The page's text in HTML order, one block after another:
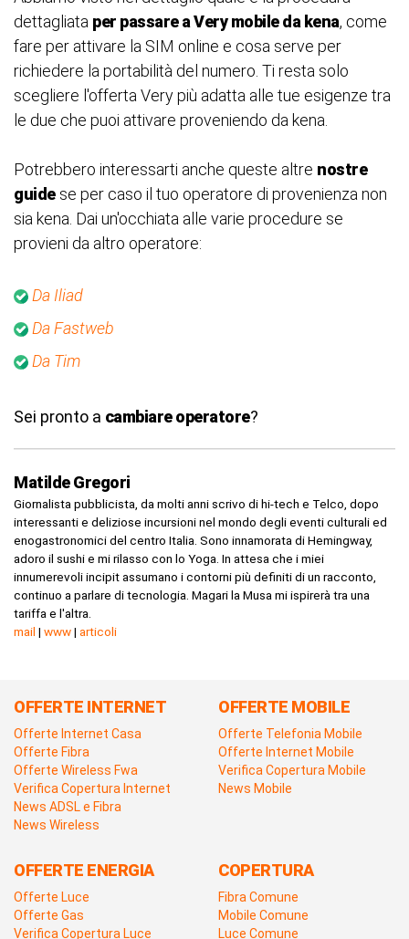
dettagliata per passare a Very mobile da kena, come
fare per attivare la SIM online e cosa serve per
richiedere la portabilità del numero. Ti resta solo
scegliere l'offerta Very più adatta alle tue esigenze tra
le due che puoi attivare proveniendo da kena.
Potrebbero interessarti anche queste altre nostre
guidese per caso il tuo operatore di provenienza non
sia kena. Dai un'occhiata alle varie procedure se
provieni da altro operatore:
Da Iliad
Da Fastweb
Da Tim
Sei pronto a cambiare operatore?
Matilde Gregori
Giornalista pubblicista, da molti anni scrivo di hi-tech e Telco, dopo
interessanti e deliziose incursioni nel mondo degli eventi culturali ed
enogastronomici del centro Italia. Sono innamorata di Hemingway,
adoro il sushi e mi rilasso con lo Yoga. In attesa che i miei
innumerevoli incipit assumano i contorni più definiti di un racconto,
continuo a parlare di tecnologia. Magari la Musa mi ispirerà tra una
tariffa e l'altra.
mail | www| articoli
OFFERTE INTERNET
Offerte Internet Casa
Offerte Fibra
Offerte Wireless Fwa
Verifica Copertura Internet
News ADSL e Fibra
News Wireless
OFFERTE MOBILE
Offerte Telefonia Mobile
Offerte Internet Mobile
Verifica Copertura Mobile
News Mobile
OFFERTE ENERGIA
Offerte Luce
Offerte Gas
Verifica Copertura Luce
COPERTURA
Fibra Comune
Mobile Comune
Luce Comune